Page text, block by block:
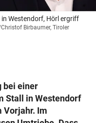
Westendorf, Hörl ergriff
Birbaumer, Tiroler
bei einer
Stall in Westendorf
Vorjahr. Im